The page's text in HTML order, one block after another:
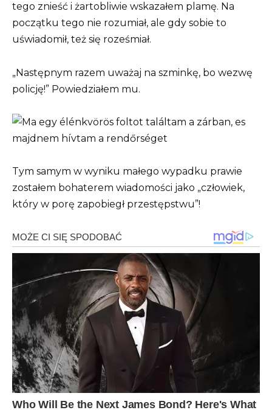
tego znieść i żartobliwie wskazałem plamę. Na
początku tego nie rozumiał, ale gdy sobie to
uświadomił, też się roześmiał.
„Następnym razem uważaj na szminkę, bo wezwę
policję!” Powiedziałem mu.
Tym samym w wyniku małego wypadku prawie
zostałem bohaterem wiadomości jako „człowiek,
który w porę zapobiegł przestępstwu”!